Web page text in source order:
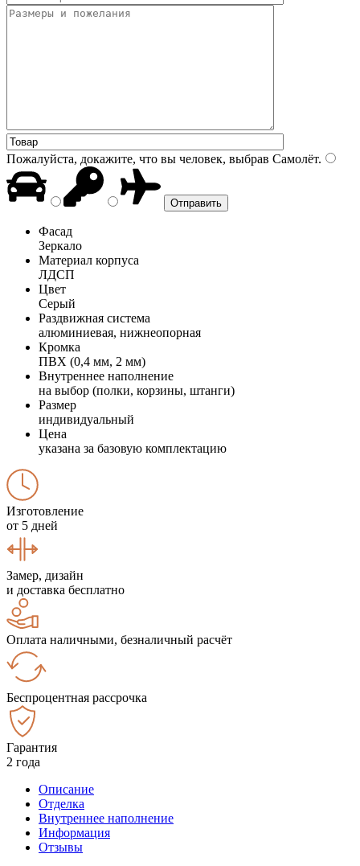
Пожалуйста, докажите, что вы человек, выбрав Самолёт.
Фасад
Зеркало
Материал корпуса
ЛДСП
Цвет
Серый
Раздвижная система
алюминиевая, нижнеопорная
Кромка
ПВХ (0,4 мм, 2 мм)
Внутреннее наполнение
на выбор (полки, корзины, штанги)
Размер
индивидуальный
Цена
указана за базовую комплектацию
Изготовление
от 5 дней
Замер, дизайн
и доставка бесплатно
Оплата наличными, безналичный расчёт
Беспроцентная рассрочка
Гарантия
2 года
Описание
Отделка
Внутреннее наполнение
Информация
Отзывы